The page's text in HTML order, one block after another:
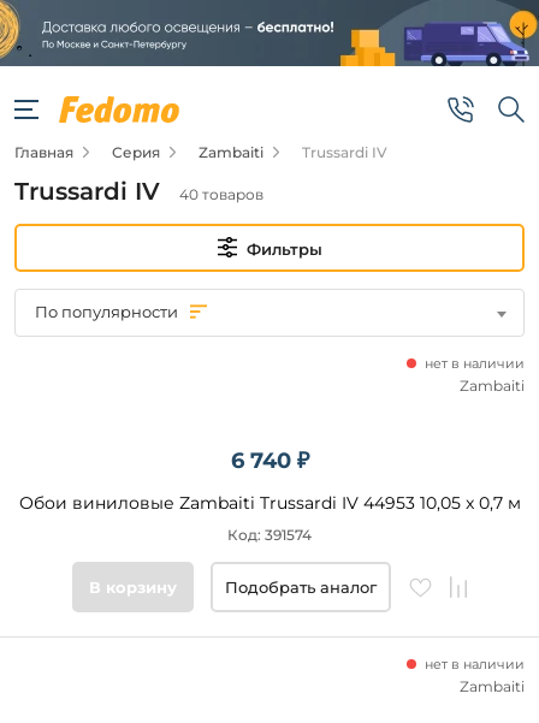
Фильтры
Цена
от
Главная Серия Zambaiti Trussardi IV
Trussardi IV 40 товаров
Фильтры
По популярности
6 740 ₽
Обои виниловые Zambaiti Trussardi IV 44953 10,05 x 0,7 м
нет в наличии
Код: 391574
Zambaiti
В корзину Подобрать аналог
нет в наличии
Zambaiti